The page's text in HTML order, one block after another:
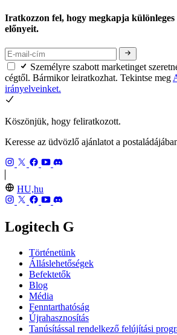
Iratkozzon fel, hogy megkapja
előnyeit.
Személyre szabott marketinget
cégtől. Bármikor leiratkozhat. Tekintse meg
irányelveinket.
Köszönjük, hogy feliratkozott.
Keresse az üdvözlő ajánlatot a
HU,hu
Logitech G
Történetünk
Álláslehetőségek
Befektetők
Blog
Média
Fenntarthatóság
Újrahasznosítás
Tanúsítással rendelkező felújítási